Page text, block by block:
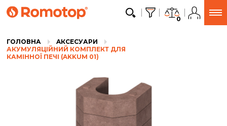
0
ГОЛОВНА
AКСЕСУАРИ
АКУМУЛЯЦІЙНИЙ КОМПЛЕКТ ДЛЯ
КАМІННОЇ ПЕЧІ (AKKUM 01)